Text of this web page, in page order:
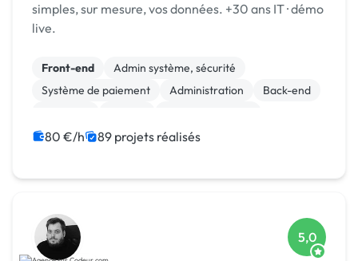
simples, sur mesure, vos données. +30 ans IT · démo
live.
Front-end
Admin système, sécurité
Système de paiement
Administration
Back-end
Création de site internet
Integration HTML
80 €/h 89 projets réalisés
5,0